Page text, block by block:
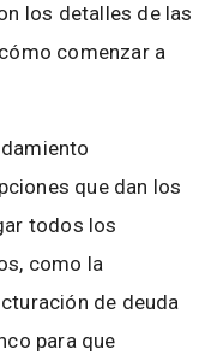
los detalles de las
comenzar a
que dan los
todos los
como la
de deuda
para que